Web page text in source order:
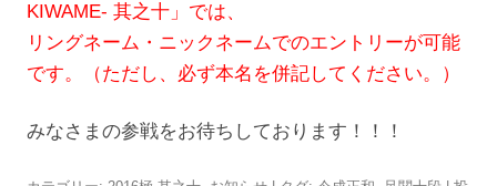
KIWAME- 其之十」では、
リングネーム・ニックネームでのエントリーが可能
です。（ただし、必ず本名を併記してください。）
みなさまの参戦をお待ちしております！！！